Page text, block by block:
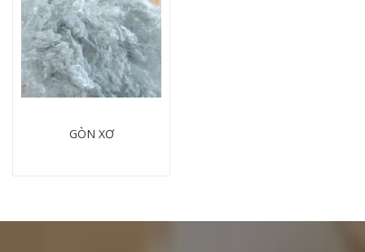
GÒN XƠ